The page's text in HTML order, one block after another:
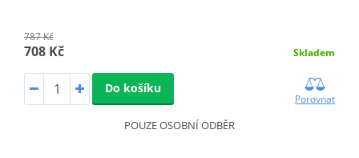
787 Kč
708 Kč Skladem
Do košíku
Porovnat
POUZE OSOBNÍ ODBĚR